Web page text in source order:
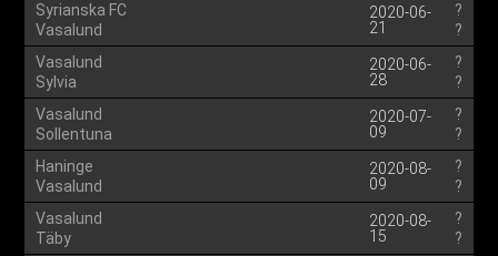
Syrianska FC
Vasalund
2020-06-
21
?
?
Vasalund
Sylvia
2020-06-
28
?
?
Vasalund
Sollentuna
2020-07-
09
?
?
Haninge
Vasalund
2020-08-
09
?
?
Vasalund
Täby
2020-08-
15
?
?